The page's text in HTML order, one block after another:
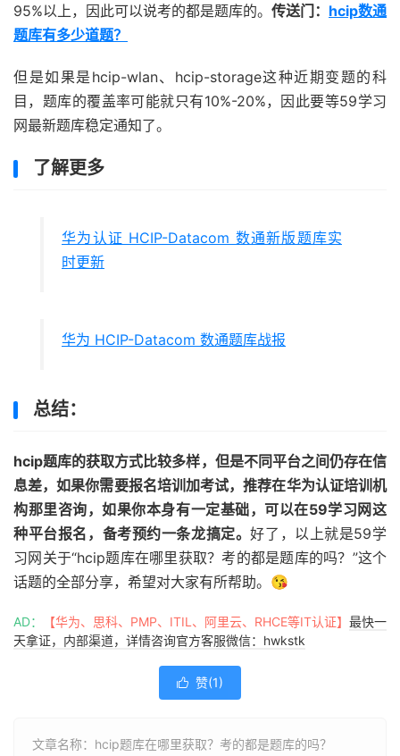
95%以上，因此可以说考的都是题库的。 传送门： hcip数通
题库有多少道题？
但是如果是hcip-wlan、hcip-storage这种近期变题的科
目，题库的覆盖率可能就只有10%-20%，因此要等59学习
网最新题库稳定通知了。
了解更多
华为认证 HCIP-Datacom 数通新版题库实
时更新
华为 HCIP-Datacom 数通题库战报
总结：
hcip题库的获取方式比较多样，但是不同平台之间仍存在信
息差，如果你需要报名培训加考试，推荐在华为认证培训机
构那里咨询，如果你本身有一定基础，可以在59学习网这
种平台报名，备考预约一条龙搞定。好了，以上就是59学
习网关于“hcip题库在哪里获取？考的都是题库的吗？”这个
话题的全部分享，希望对大家有所帮助。😘
AD： 【华为、思科、PMP、ITIL、阿里云、RHCE等IT认证】 最快一
天拿证，内部渠道，详情咨询官方客服微信：hwkstk
 赞(1)
文章名称：hcip题库在哪里获取？考的都是题库的吗？